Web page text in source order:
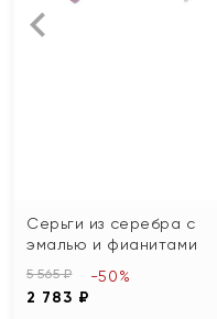
Серьги из серебра с
эмалью и фианитами
5 565 ₽
2 783 ₽
-50%